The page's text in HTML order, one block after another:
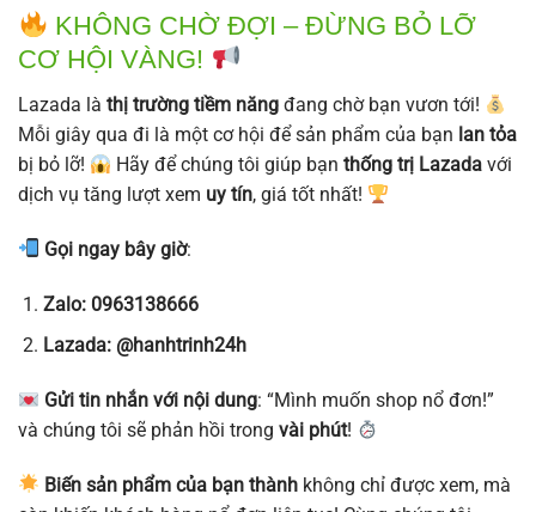
KHÔNG CHỜ ĐỢI – ĐỪNG BỎ LỠ
CƠ HỘI VÀNG!
Lazada là thị trường tiềm năng đang chờ bạn vươn tới!
Mỗi giây qua đi là một cơ hội để sản phẩm của bạn lan tỏa
bị bỏ lỡ!
Hãy để chúng tôi giúp bạnthống trị Lazada với
dịch vụ tăng lượt xem uy tín, giá tốt nhất!
Gọi ngay bây giờ:
Zalo: 0963138666
Lazada: @hanhtrinh24h
Gửi tin nhắn với nội dung: “Mình muốn shop nổ đơn!”
và chúng tôi sẽ phản hồi trong vài phút!
Biến sản phẩm của bạn thành không chỉ được xem, mà